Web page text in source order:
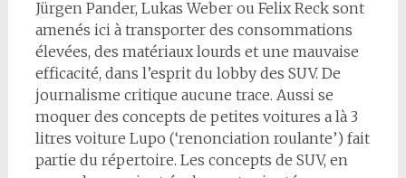
Jürgen Pander, Lukas Weber ou Felix Reck sont
amenés ici à transporter des consommations
élevées, des matériaux lourds et une mauvaise
efficacité, dans l’esprit du lobby des SUV. De
journalisme critique aucune trace. Aussi se
moquer des concepts de petites voitures a là 3
litres voiture Lupo (‘renonciation roulante’) fait
partie du répertoire. Les concepts de SUV, en